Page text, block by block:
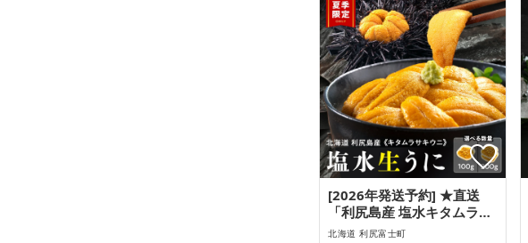
[2026年発送予約] ★直送
「利尻島産 塩水キタムラサ
キウニ」選べる100g〜
北海道 利尻富士町